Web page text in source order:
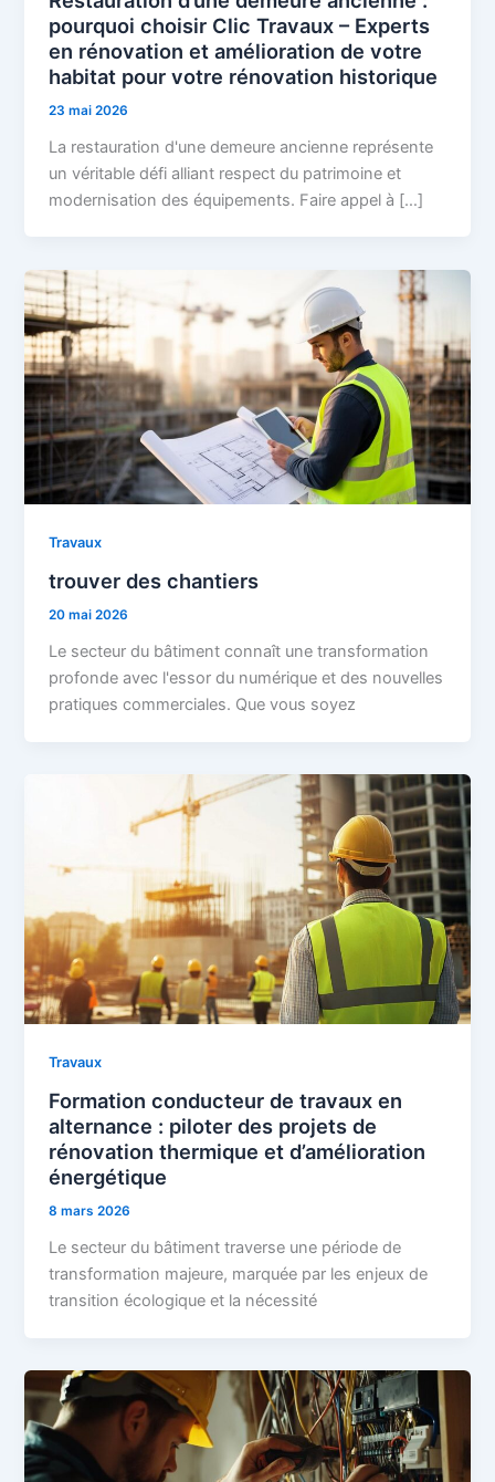
pourquoi choisir Clic Travaux – Experts
en rénovation et amélioration de votre
habitat pour votre rénovation historique
23 mai 2026
La restauration d'une demeure ancienne représente
un véritable défi alliant respect du patrimoine et
modernisation des équipements. Faire appel à […]
Travaux
trouver des chantiers
20 mai 2026
Le secteur du bâtiment connaît une transformation
profonde avec l'essor du numérique et des nouvelles
pratiques commerciales. Que vous soyez
Travaux
Formation conducteur de travaux en
alternance : piloter des projets de
rénovation thermique et d’amélioration
énergétique
8 mars 2026
Le secteur du bâtiment traverse une période de
transformation majeure, marquée par les enjeux de
transition écologique et la nécessité